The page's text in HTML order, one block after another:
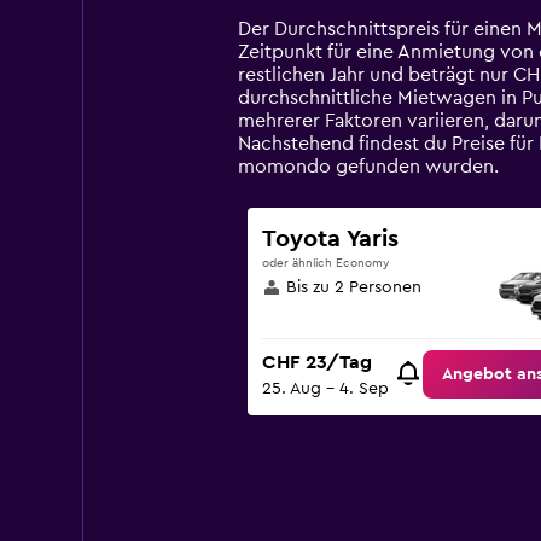
14
categories.
The
chart
has
1
Y
displaying
values.
Range:
0
to
Der Durchschnittspreis für einen
Zeitpunkt für eine Anmietung von
restlichen Jahr und beträgt nur
durchschnittliche Mietwagen in
mehrerer Faktoren variieren,
Nachstehend findest du Preise
momondo gefunden wurden.
Toyota Yaris
oder ähnlich Economy
Bis zu 2 Personen
CHF 23/Tag
25. Aug – 4. Sep
Angebot